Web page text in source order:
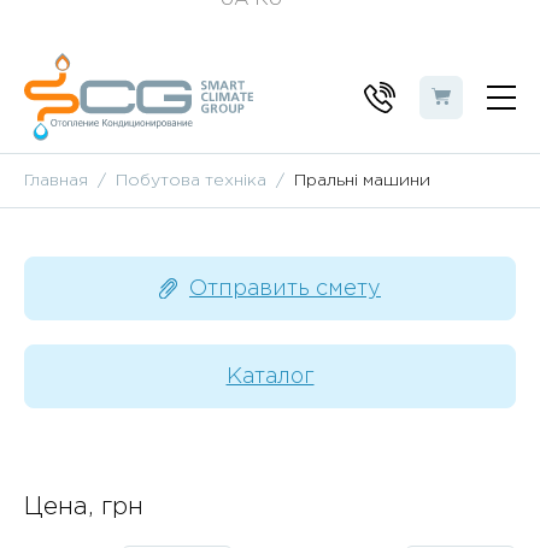
Главная Побутова техніка Пральні машини
Отправить смету
Каталог
Цена, грн